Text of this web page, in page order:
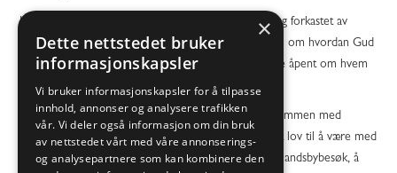
Kristne blir forfulgt for troen sin, utstøtt av familien og forkastet av
fellesskapet. Det å høre disse menneskenes historier- om hvordan Gud
har vært med, og i tillegg høre dem vitne og lovsynge åpent om hvem
Jesus er for dem- det er inspirerende.
Relasjonsbygging er også et viktig begrep på turen. Sammen med
erfarne utsendinger fra ulike organisasjoner har vi fått lov til å være med
å vitne til ikke kristne mennesker. Gjennom å dra på landsbybesøk, å
×
Dette nettstedet bruker
informasjonskapsler
Vi bruker informasjonskapsler for å tilpasse
innhold, annonser og analysere trafikken
vår. Vi deler også informasjon om din bruk
av nettstedet vårt med våre annonserings-
og analysepartnere som kan kombinere den